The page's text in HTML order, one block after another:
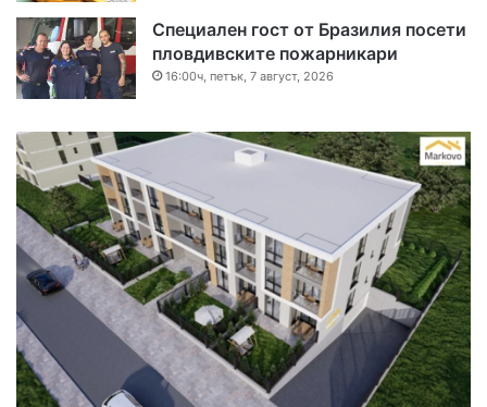
Специален гост от Бразилия посети
пловдивските пожарникари
16:00ч, петък, 7 август, 2026